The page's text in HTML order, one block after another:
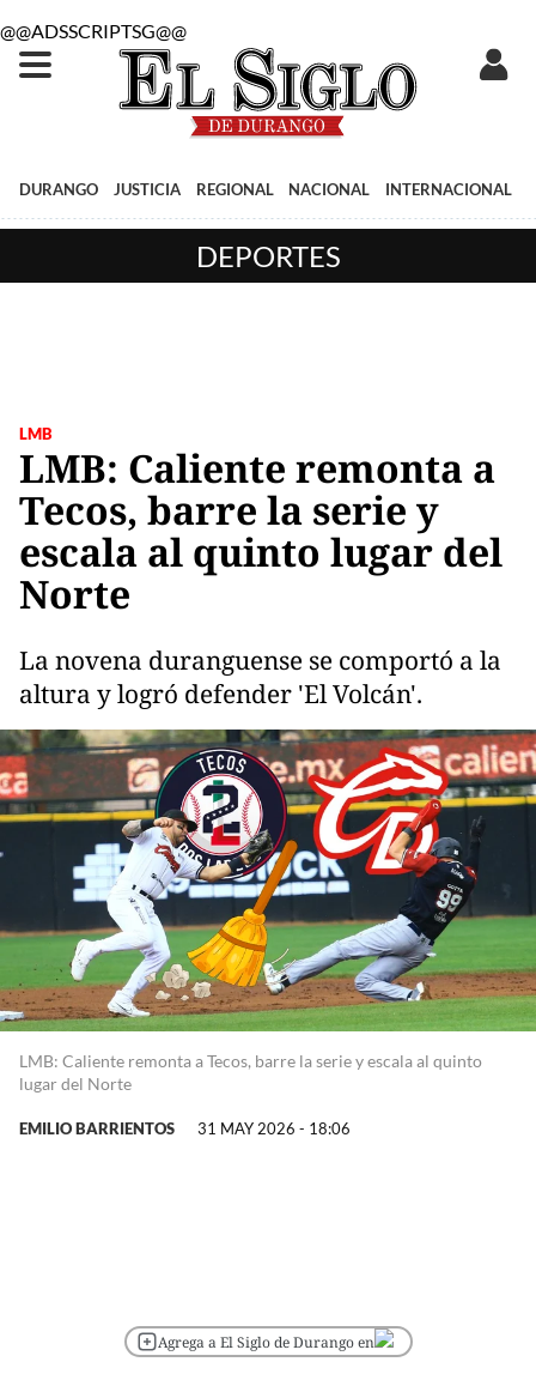
@@ADSSCRIPTSG@@
DURANGO JUSTICIA REGIONAL NACIONAL INTERNACIONAL
DEPORTES
LMB
LMB: Caliente remonta a
Tecos, barre la serie y
escala al quinto lugar del
Norte
La novena duranguense se comportó a la
altura y logró defender 'El Volcán'.
LMB: Caliente remonta a Tecos, barre la serie y escala al quinto
lugar del Norte
EMILIO BARRIENTOS 31 MAY 2026 - 18:06
Agrega a El Siglo de Durango en